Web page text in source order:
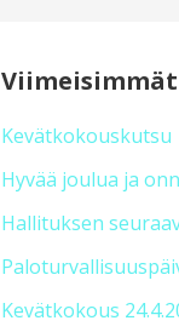
Kevätkokouskutsu
Hyvää joulua ja
Hallituksen
Kevätkokous